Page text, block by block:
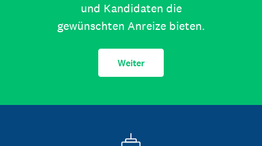
und Kandidaten die
gewünschten Anreize bieten.
Weiter